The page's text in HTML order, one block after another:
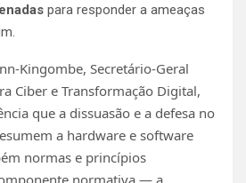
para responder a ameaças
Kingombe, Secretário-Geral
Ciber e Transformação Digital,
que a dissuasão e a defesa no
a hardware e software
normas e princípios
normativa — a